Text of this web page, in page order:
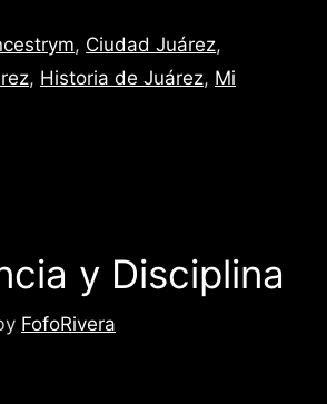
, Ciudad Juárez,
, Historia de Juárez, Mi
y Disciplina
FofoRivera